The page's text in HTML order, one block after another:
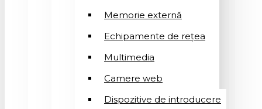
Memorie externă
Echipamente de rețea
Multimedia
Camere web
Dispozitive de introducere